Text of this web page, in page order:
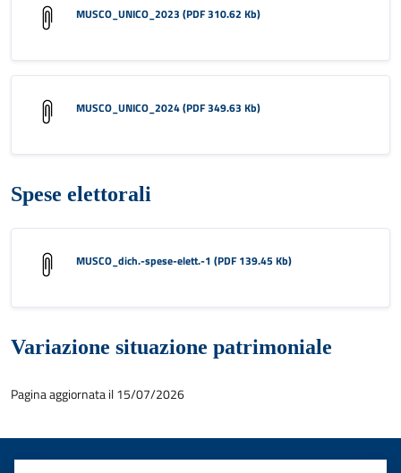
MUSCO_UNICO_2023 (PDF 310.62 Kb)
MUSCO_UNICO_2024 (PDF 349.63 Kb)
Spese elettorali
MUSCO_dich.-spese-elett.-1 (PDF 139.45 Kb)
Variazione situazione patrimoniale
Pagina aggiornata il 15/07/2026